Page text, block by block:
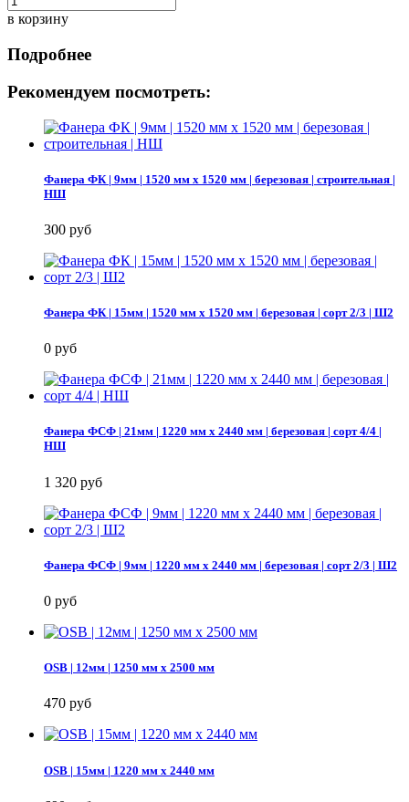
в корзину
Подробнее
Рекомендуем посмотреть:
Фанера ФК | 9мм | 1520 мм х 1520 мм | березовая | строительная |
НШ
300 руб
Фанера ФК | 15мм | 1520 мм х 1520 мм | березовая | сорт 2/3 | Ш2
0 руб
Фанера ФСФ | 21мм | 1220 мм х 2440 мм | березовая | сорт 4/4 |
НШ
1 320 руб
Фанера ФСФ | 9мм | 1220 мм х 2440 мм | березовая | сорт 2/3 | Ш2
0 руб
OSB | 12мм | 1250 мм х 2500 мм
470 руб
OSB | 15мм | 1220 мм х 2440 мм